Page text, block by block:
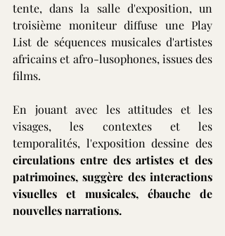
tente, dans la salle d'exposition, un
troisième moniteur diffuse une Play
List de séquences musicales d'artistes
africains et afro-lusophones, issues des
films.
En jouant avec les attitudes et les
visages, les contextes et les
circulations entre des artistes et des
patrimoines, suggère des interactions
visuelles et musicales, ébauche de
nouvelles narrations.